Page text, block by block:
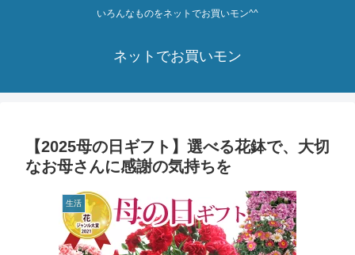
いろんなものをネットでお買いモン^^
ネットでお買いモン
【2025母の日ギフト】選べる花鉢で、大切
なお母さんに感謝の気持ちを
生活